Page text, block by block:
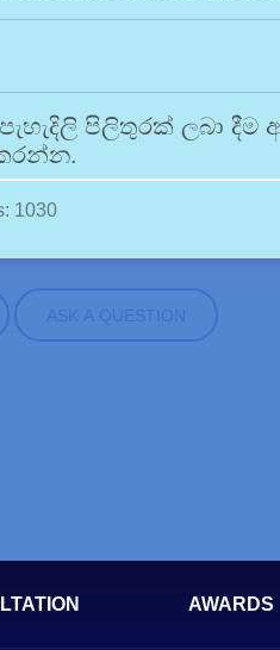
පිලිතුරක් ලබා දීම
1030
ASK A QUESTION
AWARDS